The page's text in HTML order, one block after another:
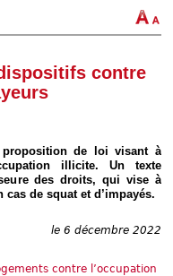
contre
proposition de loi visant à
illicite. Un texte
des droits, qui vise à
de squat et d’impayés.
le 6 décembre 2022
contre l’occupation